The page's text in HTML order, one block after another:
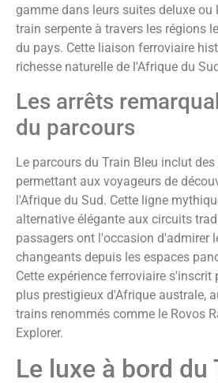
gamme dans leurs suites deluxe ou
train serpente à travers les régions
du pays. Cette liaison ferroviaire
richesse naturelle de l'Afrique du
Les arrêts
du parcours
Le parcours du Train Bleu inclut
permettant aux voyageurs de
l'Afrique du Sud. Cette ligne
alternative élégante aux circuits
passagers ont l'occasion d'admirer
changeants depuis les espaces
Cette expérience ferroviaire s'inscrit
plus prestigieux d'Afrique australe,
trains renommés comme le Rovos
Explorer.
Le luxe à bord du